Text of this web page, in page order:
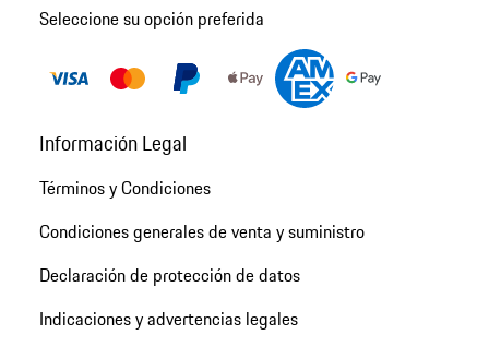
Seleccione su opción preferida
Información Legal
Términos y Condiciones
Condiciones generales de venta y suministro
Declaración de protección de datos
Indicaciones y advertencias legales